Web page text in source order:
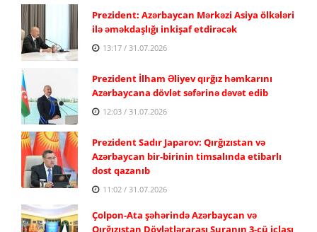
Prezident: Azərbaycan Mərkəzi Asiya ölkələri
ilə əməkdaşlığı inkişaf etdirəcək
13:17 / 31.07.2026
Prezident İlham Əliyev qırğız həmkarını
Azərbaycana dövlət səfərinə dəvət edib
12:03 / 31.07.2026
Prezident Sadır Japarov: Qırğızıstan və
Azərbaycan bir-birinin timsalında etibarlı
dost qazanıb
11:02 / 31.07.2026
Çolpon-Ata şəhərində Azərbaycan və
Qırğızıstan Dövlətlərarası Şuranın 3-cü iclası